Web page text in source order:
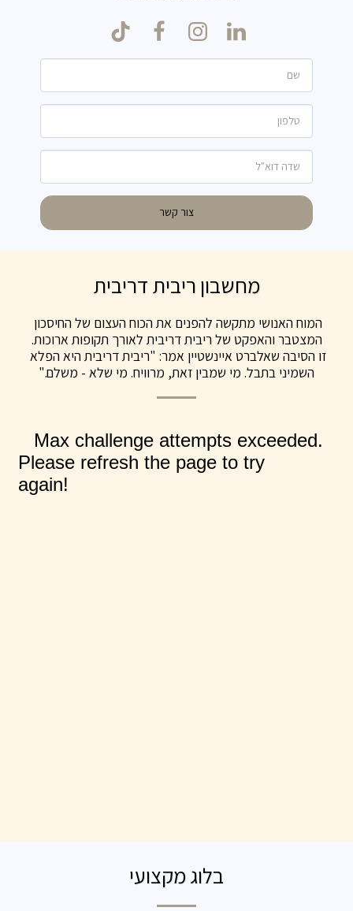
צור קשר
מחשבון ריבית דריבית
השמיני בתבל. מי שמבין זאת, מרוויח. מי שלא - משלם."
בלוג מקצועי